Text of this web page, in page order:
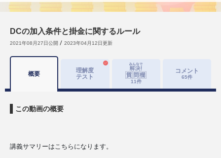
DCの加入条件と掛金に関するルール
2021年08月27日公開 2023年04月12日更新
概要
理解度
テスト
11件
コメント
65件
この動画の概要
講義サマリーはこちらになります。